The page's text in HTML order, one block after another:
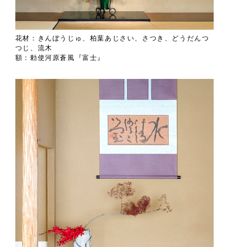
花材：きんぽうじゅ、柏葉あじさい、さつき、どうだんつ
つじ、流木
額：勅使河原蒼風『富士』